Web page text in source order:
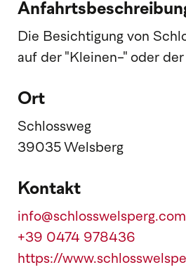
Die Besichtigung von
auf der "Kleinen-" oder
Ort
Schlossweg
39035 Welsberg
Kontakt
info@schlosswelsperg.com
+39 0474 978436
https://